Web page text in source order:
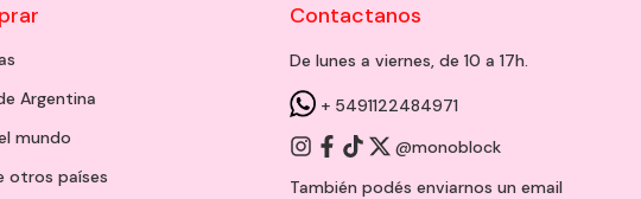
Argentina
mundo
otros países
Contactanos
De lunes a viernes, de 10 a 17h.
+ 5491122484971
@monoblock
También podés enviarnos un email